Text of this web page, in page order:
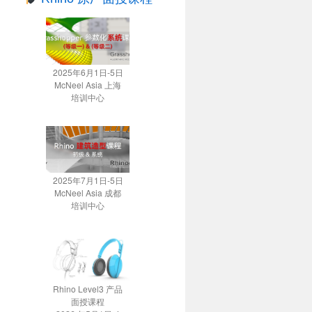
2025年6月1日-5日
McNeel Asia 上海
培训中心
2025年7月1日-5日
McNeel Asia 成都
培训中心
Rhino Level3 产品
面授课程